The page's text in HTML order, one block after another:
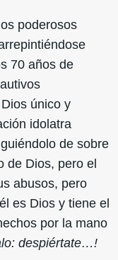
poderosos
70 años de
único y
idolatra
de sobre
de Dios, pero el
abusos, pero
es Dios y tiene el
por la mano
despiértate…!